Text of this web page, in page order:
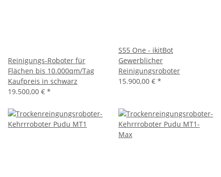
Reinigungs-Roboter für
Flächen bis 10.000qm/Tag
Kaufpreis in schwarz
19.500,00 € *
S55 One - ikitBot
Gewerblicher
Reinigungsroboter
15.900,00 € *